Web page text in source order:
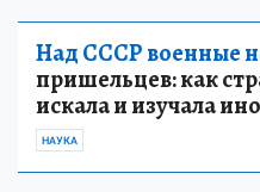
Над СССР военные
пришельцев: как
искала и изучала
НАУКА